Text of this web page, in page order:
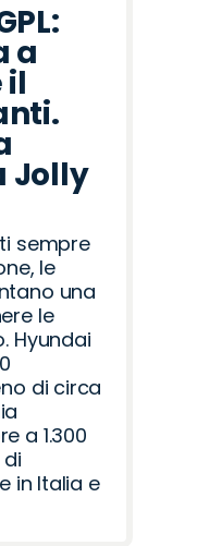
a
il
Jolly
sempre
le
una
le
Hyundai
di circa
a 1.300
in Italia e